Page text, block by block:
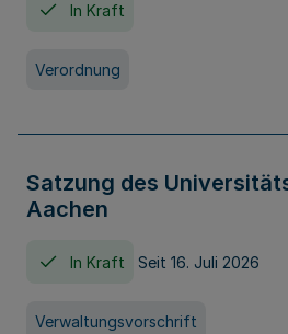
In Kraft
Verordnung
Satzung des
Aachen
In Kraft Seit 16. Juli 2026
Verwaltungsvorschrift